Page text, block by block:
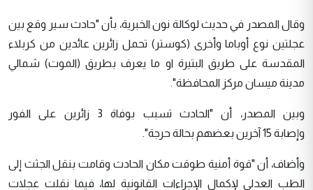
وقال المصدر في حديث لوكالة نون الخبرية، بأن "حادث سير وقع بين
عجلتين نوع أوباما وأخرى (كوستر) تحمل زائرين عائدين من كربلاء
المقدسة على طريق البتيرة او ما يعرف بطريق (الموت) شمالي
مدينة ميسان مركز المحافظة".
وبين المصدر، أن "الحادث تسبب بوفاة 3 زائرين على الفور
وإصابة 15 آخرين بعضهم بحالة حرجة".
وأضاف، أن "قوة أمنية طوقت مكان الحادث وقامت بنقل الجثث إلى
الطب العدلي لإكمال الإجراءات القانونية لها، فيما نقلت عجلات